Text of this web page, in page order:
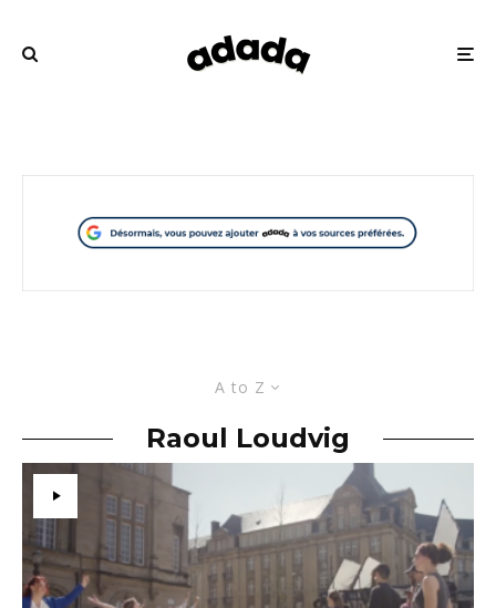
A to Z
Raoul Loudvig